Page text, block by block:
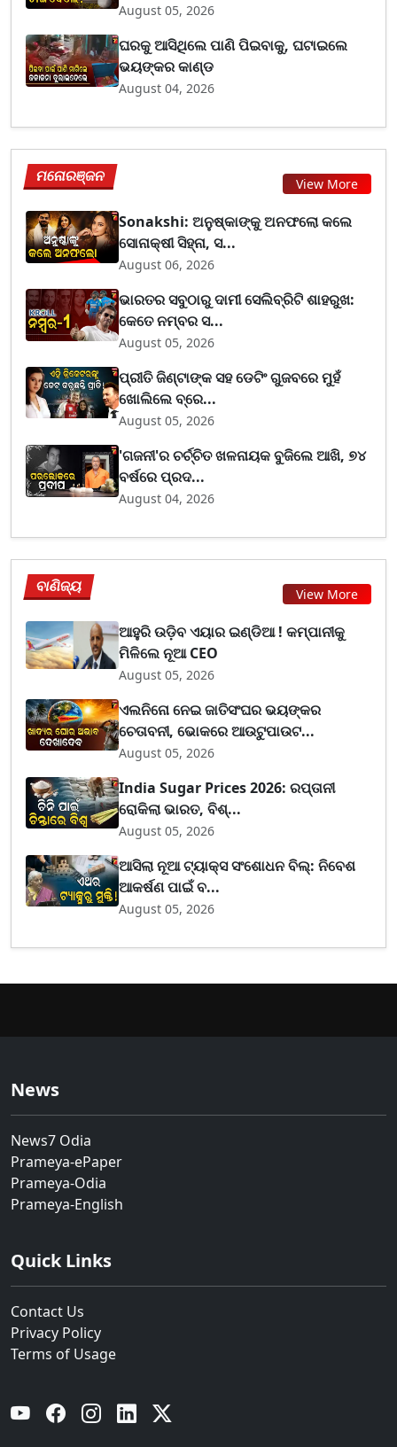
August 05, 2026
ଘରକୁ ଆସିଥିଲେ ପାଣି ପିଇବାକୁ, ଘଟାଇଲେ
ଭୟଙ୍କର କାଣ୍ଡ
August 04, 2026
ମନୋରଞ୍ଜନ View More
Sonakshi: ଅନୁଷ୍କାଙ୍କୁ ଅନଫଲୋ କଲେ
ସୋନାକ୍ଷୀ ସିହ୍ନା, ସ...
August 06, 2026
ଭାରତର ସବୁଠାରୁ ଦାମୀ ସେଲିବ୍ରିଟି ଶାହରୁଖ:
କେତେ ନମ୍ବର ସ...
August 05, 2026
ପ୍ରୀତି ଜିଣ୍ଟାଙ୍କ ସହ ଡେଟିଂ ଗୁଜବରେ ମୁହଁ
ଖୋଲିଲେ ବ୍ରେ...
August 05, 2026
'ଗଜନୀ'ର ଚର୍ଚ୍ଚିତ ଖଳନାୟକ ବୁଜିଲେ ଆଖି, ୭୪
ବର୍ଷରେ ପ୍ରଦ...
August 04, 2026
ବାଣିଜ୍ୟ View More
ଆହୁରି ଉଡ଼ିବ ଏୟାର ଇଣ୍ଡିଆ ! କମ୍ପାନୀକୁ
ମିଳିଲେ ନୂଆ CEO
August 05, 2026
ଏଲନିନୋ ନେଇ ଜାତିସଂଘର ଭୟଙ୍କର
ଚେତାବନୀ, ଭୋକରେ ଆଉଟୁପାଉଟ...
August 05, 2026
India Sugar Prices 2026: ରପ୍ତାନୀ
ରୋକିଲା ଭାରତ, ବିଶ୍...
August 05, 2026
ଆସିଲା ନୂଆ ଟ୍ୟାକ୍ସ ସଂଶୋଧନ ବିଲ୍: ନିବେଶ
ଆକର୍ଷଣ ପାଇଁ ବ...
August 05, 2026
News
News7 Odia
Prameya-ePaper
Prameya-Odia
Prameya-English
Quick Links
Contact Us
Privacy Policy
Terms of Usage
YouTube Facebook Instagram Linkedin